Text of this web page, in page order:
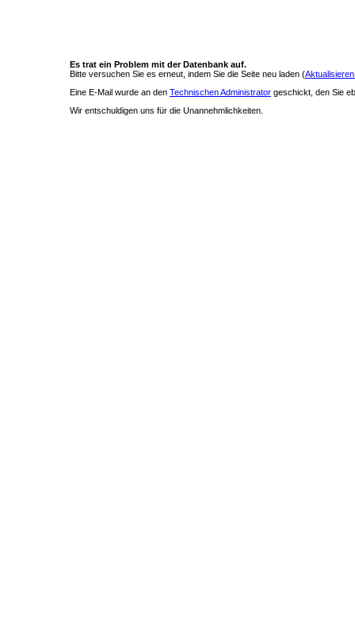
Es trat ein Problem mit der Datenbank auf.
Bitte versuchen Sie es erneut, indem Sie die Seite neu laden (
Eine E-Mail wurde an den Technischen Administrator geschickt, den Sie
Wir entschuldigen uns für die Unannehmlichkeiten.